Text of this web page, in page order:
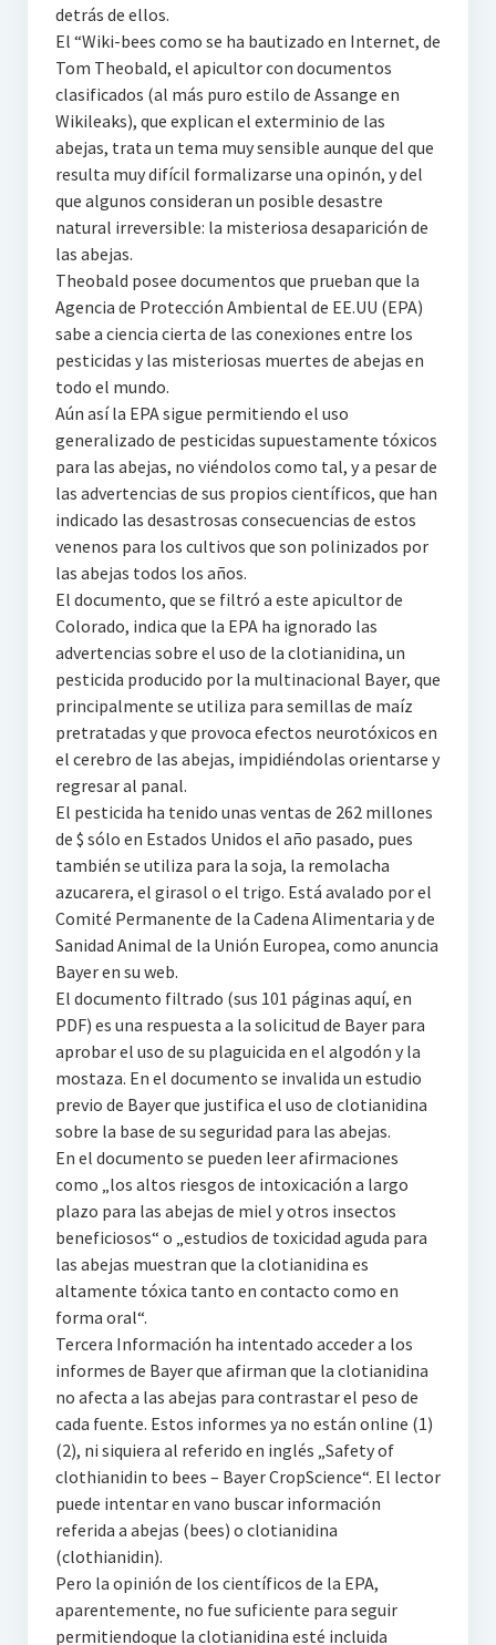
detrás de ellos.
El “Wiki-bees como se ha bautizado en Internet, de
Tom Theobald, el apicultor con documentos
clasificados (al más puro estilo de Assange en
Wikileaks), que explican el exterminio de las
abejas, trata un tema muy sensible aunque del que
resulta muy difícil formalizarse una opinón, y del
que algunos consideran un posible desastre
natural irreversible: la misteriosa desaparición de
las abejas.
Theobald posee documentos que prueban que la
Agencia de Protección Ambiental de EE.UU (EPA)
sabe a ciencia cierta de las conexiones entre los
pesticidas y las misteriosas muertes de abejas en
todo el mundo.
Aún así la EPA sigue permitiendo el uso
generalizado de pesticidas supuestamente tóxicos
para las abejas, no viéndolos como tal, y a pesar de
las advertencias de sus propios científicos, que han
indicado las desastrosas consecuencias de estos
venenos para los cultivos que son polinizados por
las abejas todos los años.
El documento, que se filtró a este apicultor de
Colorado, indica que la EPA ha ignorado las
advertencias sobre el uso de la clotianidina, un
pesticida producido por la multinacional Bayer, que
principalmente se utiliza para semillas de maíz
pretratadas y que provoca efectos neurotóxicos en
el cerebro de las abejas, impidiéndolas orientarse y
regresar al panal.
El pesticida ha tenido unas ventas de 262 millones
de $ sólo en Estados Unidos el año pasado, pues
también se utiliza para la soja, la remolacha
azucarera, el girasol o el trigo. Está avalado por el
Comité Permanente de la Cadena Alimentaria y de
Sanidad Animal de la Unión Europea, como anuncia
Bayer en su web.
El documento filtrado (sus 101 páginas aquí, en
PDF) es una respuesta a la solicitud de Bayer para
aprobar el uso de su plaguicida en el algodón y la
mostaza. En el documento se invalida un estudio
previo de Bayer que justifica el uso de clotianidina
sobre la base de su seguridad para las abejas.
En el documento se pueden leer afirmaciones
como „los altos riesgos de intoxicación a largo
plazo para las abejas de miel y otros insectos
beneficiosos“ o „estudios de toxicidad aguda para
las abejas muestran que la clotianidina es
altamente tóxica tanto en contacto como en
forma oral“.
Tercera Información ha intentado acceder a los
informes de Bayer que afirman que la clotianidina
no afecta a las abejas para contrastar el peso de
cada fuente. Estos informes ya no están online (1)
(2), ni siquiera al referido en inglés „Safety of
clothianidin to bees – Bayer CropScience“. El lector
puede intentar en vano buscar información
referida a abejas (bees) o clotianidina
(clothianidin).
Pero la opinión de los científicos de la EPA,
aparentemente, no fue suficiente para seguir
permitiendoque la clotianidina esté incluida